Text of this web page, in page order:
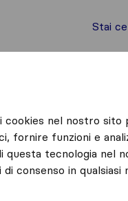
Stai
nel nostro sito
fornire funzioni e
tecnologia nel
consenso in qualsiasi